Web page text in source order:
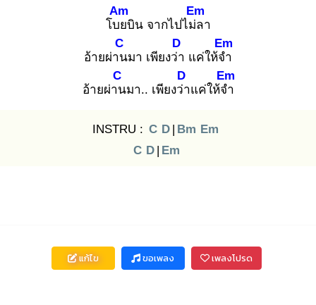
โบย
Am
บิน จากไปไม่ล
Em
า
อ้ายผ่าน
C
มา เพียงว่า
D
แค่ให้จำ
Em
อ้ายผ่าน
C
มา.. เพียงว่า
D
แค่ให้จำ
Em
INSTRU : C D | Bm Em
C D | Em
แก้ไข ขอเพลง เพลงโปรด